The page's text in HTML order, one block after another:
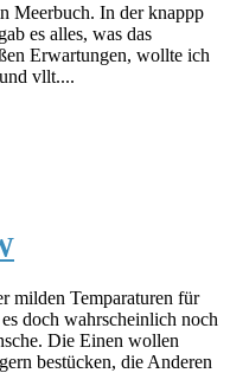
Meerbuch. In der knappp
es alles, was das
Erwartungen, wollte ich
vllt....
milden Temparaturen für
doch wahrscheinlich noch
Die Einen wollen
bestücken, die Anderen